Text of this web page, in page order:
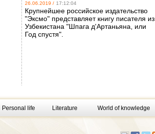
26.06.2019 / 17:12:04
Крупнейшее российское издательство
"Эксмо" представляет книгу писателя из
Узбекистана "Шпага д'Артаньяна, или
Год спустя".
Personal life Literature World of knowledge